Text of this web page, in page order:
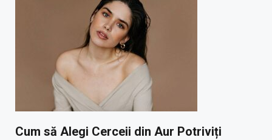
Cum să Alegi Cerceii din Aur Potriviți